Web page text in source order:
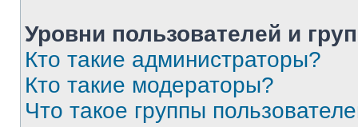
Уровни пользователей и
Кто такие администраторы?
Кто такие модераторы?
Что такое группы